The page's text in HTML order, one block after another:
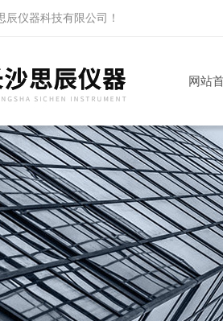
辰仪器科技有限公司 ！
网站